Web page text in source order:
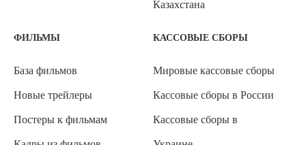
Казахстана
ФИЛЬМЫ
База фильмов
Новые трейлеры
Постеры к фильмам
КАССОВЫЕ СБОРЫ
Мировые кассовые сборы
Кассовые сборы в России
Кассовые сборы в